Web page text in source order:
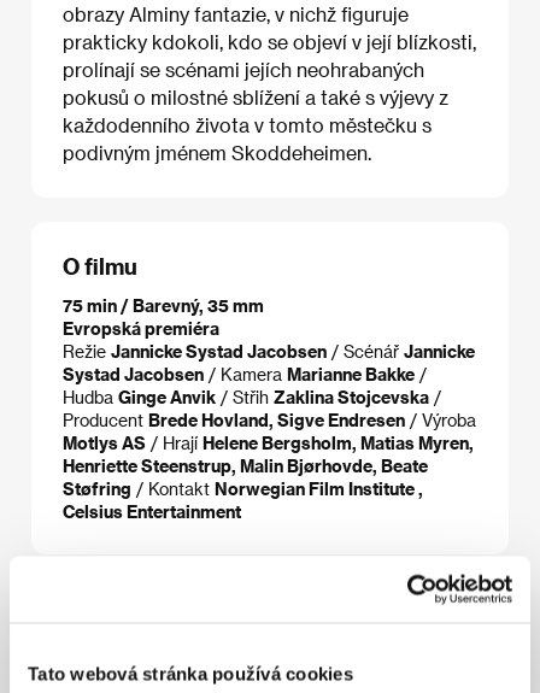
Tato webová stránka používá cookies
obrazy Alminy fantazie, v nichž figuruje
prakticky kdokoli, kdo se objeví v její blízkosti,
prolínají se scénami jejích neohrabaných
pokusů o milostné sblížení a také s výjevy z
každodenního života v tomto městečku s
podivným jménem Skoddeheimen.
O filmu
75 min / Barevný, 35 mm
Evropská premiéra
Režie Jannicke Systad Jacobsen / Scénář Jannicke
Systad Jacobsen / Kamera Marianne Bakke /
Hudba Ginge Anvik / Střih Zaklina Stojcevska /
Producent Brede Hovland, Sigve Endresen / Výroba
Motlys AS / Hrají Helene Bergsholm, Matias Myren,
Henriette Steenstrup, Malin Bjørhovde, Beate
Støfring / Kontakt Norwegian Film Institute ,
Celsius Entertainment